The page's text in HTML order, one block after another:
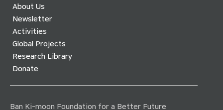
About Us
Newsletter
Activities
Global Projects
Research Library
Donate
Ban Ki-moon Foundation for a Better Future